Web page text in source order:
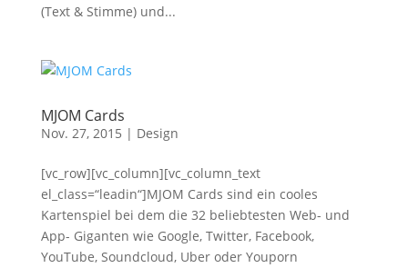
(Text & Stimme) und...
MJOM Cards
Nov. 27, 2015 | Design
[vc_row][vc_column][vc_column_text
el_class=“leadin“]MJOM Cards sind ein cooles
Kartenspiel bei dem die 32 beliebtesten Web- und
App- Giganten wie Google, Twitter, Facebook,
YouTube, Soundcloud, Uber oder Youporn